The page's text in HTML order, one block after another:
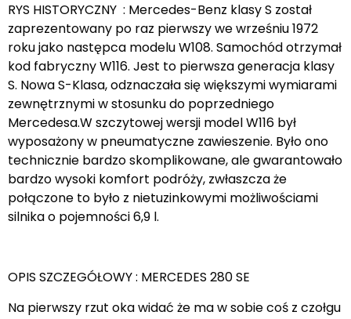
RYS HISTORYCZNY : Mercedes-Benz klasy S został
zaprezentowany po raz pierwszy we wrześniu 1972
roku jako następca modelu W108. Samochód otrzymał
kod fabryczny W116. Jest to pierwsza generacja klasy
S. Nowa S-Klasa, odznaczała się większymi wymiarami
zewnętrznymi w stosunku do poprzedniego
Mercedesa.W szczytowej wersji model W116 był
wyposażony w pneumatyczne zawieszenie. Było ono
technicznie bardzo skomplikowane, ale gwarantowało
bardzo wysoki komfort podróży, zwłaszcza że
połączone to było z nietuzinkowymi możliwościami
silnika o pojemności 6,9 l.
OPIS SZCZEGÓŁOWY : MERCEDES 280 SE
Na pierwszy rzut oka widać że ma w sobie coś z czołgu